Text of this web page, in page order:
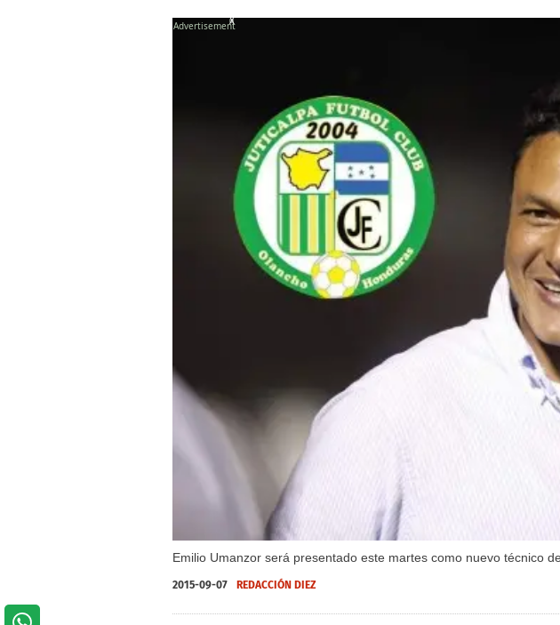
Emilio Umanzor será presentado este martes como nuevo técnico
X
2015-09-07 REDACCIÓN DIEZ